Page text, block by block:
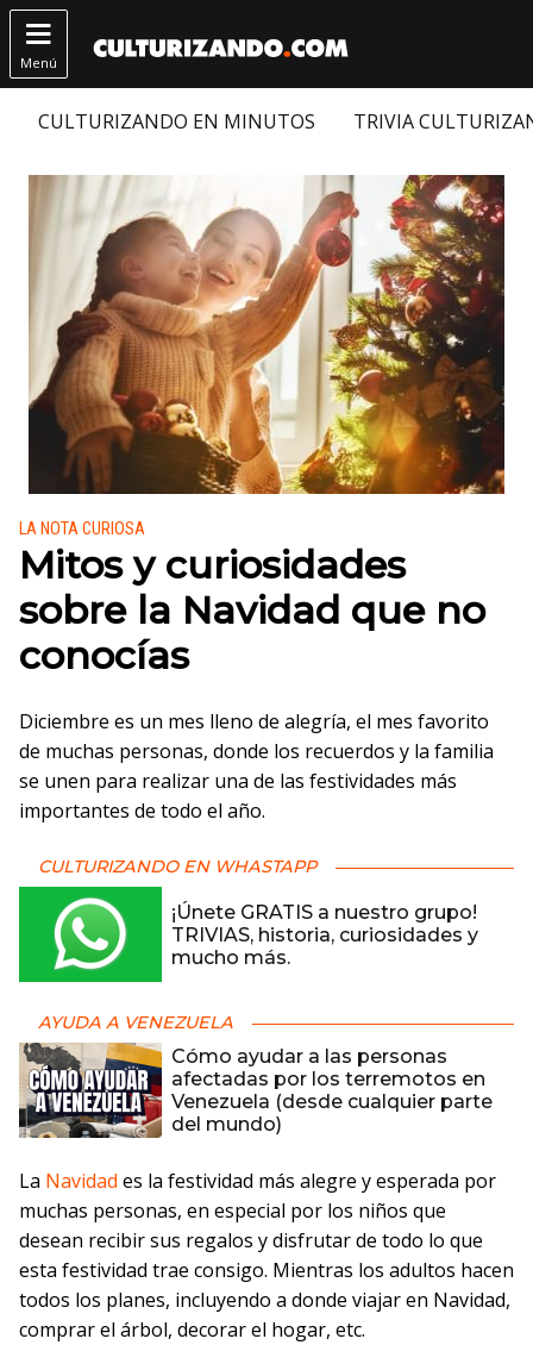

Menú
CULTURIZANDO EN MINUTOS TRIVIA
Publicado en:
LA NOTA CURIOSA
Mitos y curiosidades
sobre la Navidad que no
conocías
Diciembre es un mes lleno de alegría, el mes favorito
de muchas personas, donde los recuerdos y la familia
se unen para realizar una de las festividades más
importantes de todo el año.
CULTURIZANDO EN WHASTAPP
¡Únete GRATIS a nuestro grupo!
TRIVIAS, historia, curiosidades y
mucho más.
AYUDA A VENEZUELA
Cómo ayudar a las personas
afectadas por los terremotos en
Venezuela (desde cualquier parte
del mundo)
La Navidad es la festividad más alegre y esperada por
muchas personas, en especial por los niños que
desean recibir sus regalos y disfrutar de todo lo que
esta festividad trae consigo. Mientras los adultos hacen
todos los planes, incluyendo a donde viajar en Navidad,
comprar el árbol, decorar el hogar, etc.